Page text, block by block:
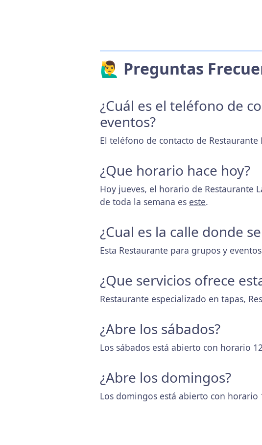
🙋‍♂️ Preguntas
¿Cuál es el teléfono de
eventos?
El teléfono de contacto de Restaurante
¿Que horario hace hoy?
Hoy jueves, el horario de Restaurante
de toda la semana es este.
¿Cual es la calle donde
Esta Restaurante para grupos y
¿Que servicios ofrece
Restaurante especializado en tapas,
¿Abre los sábados?
Los sábados está abierto con horario
¿Abre los domingos?
Los domingos está abierto con horario